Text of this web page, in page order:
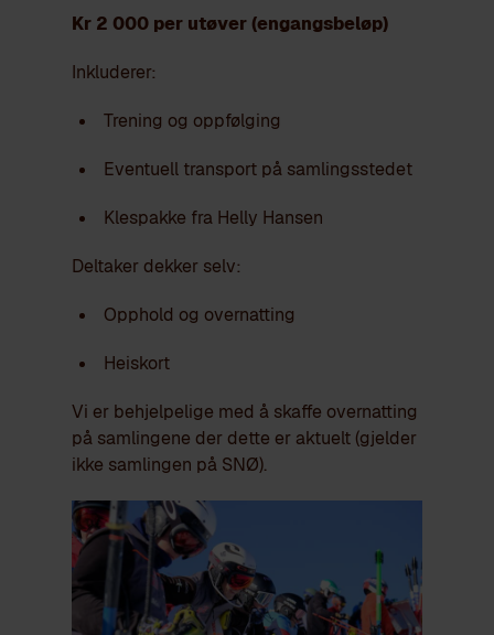
Kr 2 000 per utøver (engangsbeløp)
Inkluderer:
Trening og oppfølging
Eventuell transport på samlingsstedet
Klespakke fra Helly Hansen
Deltaker dekker selv:
Opphold og overnatting
Heiskort
Vi er behjelpelige med å skaffe overnatting
på samlingene der dette er aktuelt (gjelder
ikke samlingen på SNØ).